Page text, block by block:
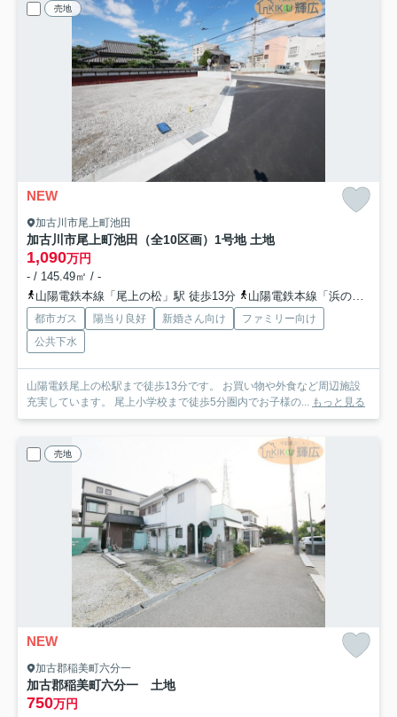
売地
NEW
加古川市尾上町池田
加古川市尾上町池田（全10区画）1号地 土地
1,090万円
- / 145.49㎡ / -
山陽電鉄本線「尾上の松」駅 徒歩13分
山陽電鉄本線「浜の宮」駅 徒歩16分
都市ガス 陽当り良好 新婚さん向け
ファミリー向け
公共下水
山陽電鉄尾上の松駅まで徒歩13分です。 お買い物や外食など周辺施設
充実しています。 尾上小学校まで徒歩5分圏内でお子様の... もっと見る
売地
NEW
加古郡稲美町六分一
加古郡稲美町六分一 土地
750万円